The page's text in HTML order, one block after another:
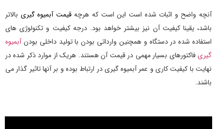
آنچه واضح و اثبات شده است این است که هرچهقیمت آبمیوه گیری بالاتر
باشد، یقینا کیفیت آن نیز بیشتر خواهد بود. درجه کیفیت و تکنولوژی های
استفاده شده در دستگاه و همچنین وارداتی بودن با تولید داخلی بودنآبمیوه
گیریفاکتورهای بسیار مهمی در قیمت آن هستند. هریک از موارد ذکر شده در
نهایت با کیفیت کاری و عمر آبمیوه گیری در ارتباط بوده و بر آنها تاثیر گذار می
باشند.